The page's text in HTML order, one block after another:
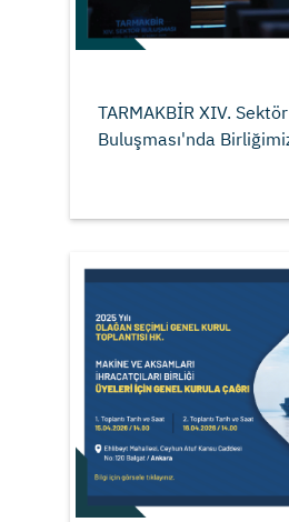
TARMAKBİR XIV. Sektör